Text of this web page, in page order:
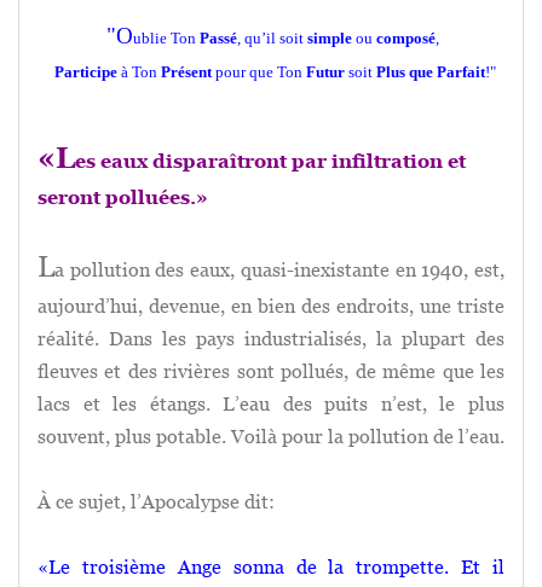
"Oublie Ton Passé, qu’il soit simple ou composé,
Participeà Ton Présentpour que Ton Futursoit Plus que Parfait!"
«Les eaux disparaîtront par infiltration et
seront polluées.»
La pollution des eaux, quasi-inexistante en 1940, est,
aujourd’hui, devenue, en bien des endroits, une triste
réalité. Dans les pays industrialisés, la plupart des
fleuves et des rivières sont pollués, de même que les
lacs et les étangs. L’eau des puits n’est, le plus
souvent, plus potable. Voilà pour la pollution de l’eau.
À ce sujet, l’Apocalypse dit:
«Le troisième Ange sonna de la trompette. Et il